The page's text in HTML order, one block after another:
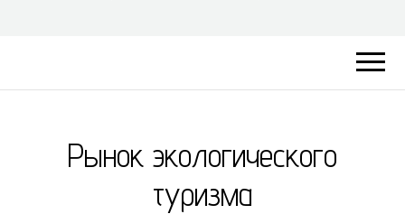
Рынок экологического
туризма